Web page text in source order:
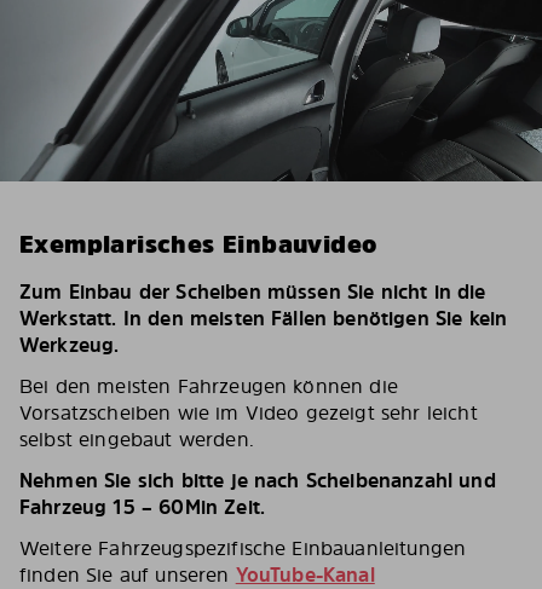
Exemplarisches Einbauvideo
Zum Einbau der Scheiben müssen Sie nicht in die
Werkstatt. In den meisten Fällen benötigen Sie kein
Werkzeug.
Bei den meisten Fahrzeugen können die
Vorsatzscheiben wie im Video gezeigt sehr leicht
selbst eingebaut werden.
Nehmen Sie sich bitte je nach Scheibenanzahl und
Fahrzeug 15 – 60Min Zeit.
Weitere Fahrzeugspezifische Einbauanleitungen
finden Sie auf unseren YouTube-Kanal